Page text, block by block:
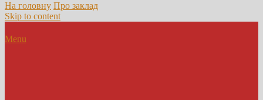
На головну Про заклад
Skip to content
Menu